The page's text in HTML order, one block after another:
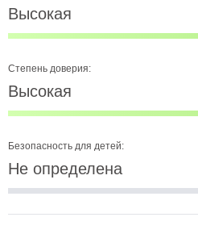
Высокая
Степень доверия:
Высокая
Безопасность для детей:
Не определена